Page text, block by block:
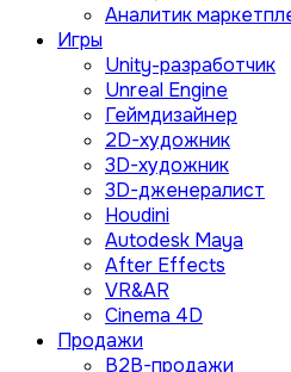
Аналитик
Игры
Unity-разработчик
Unreal Engine
Геймдизайнер
2D-художник
3D-художник
3D-дженералист
Houdini
Autodesk Maya
After Effects
VR&AR
Cinema 4D
Продажи
B2B-продажи